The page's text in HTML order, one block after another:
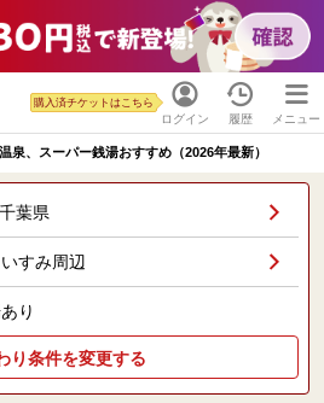
ログイン
購入済チケットはこちら
履歴 メニュー
泉、スーパー銭湯おすすめ（2026年最新）
葉県
すみ周辺
り
り条件を変更する